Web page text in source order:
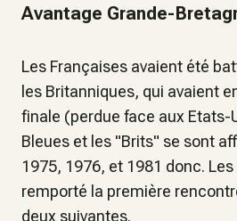
Avantage Grande-
Les Françaises avaient été
les Britanniques, qui avaient
finale (perdue face aux Etats-
Bleues et les "Brits" se sont
1975, 1976, et 1981 donc.
remporté la première
deux suivantes.